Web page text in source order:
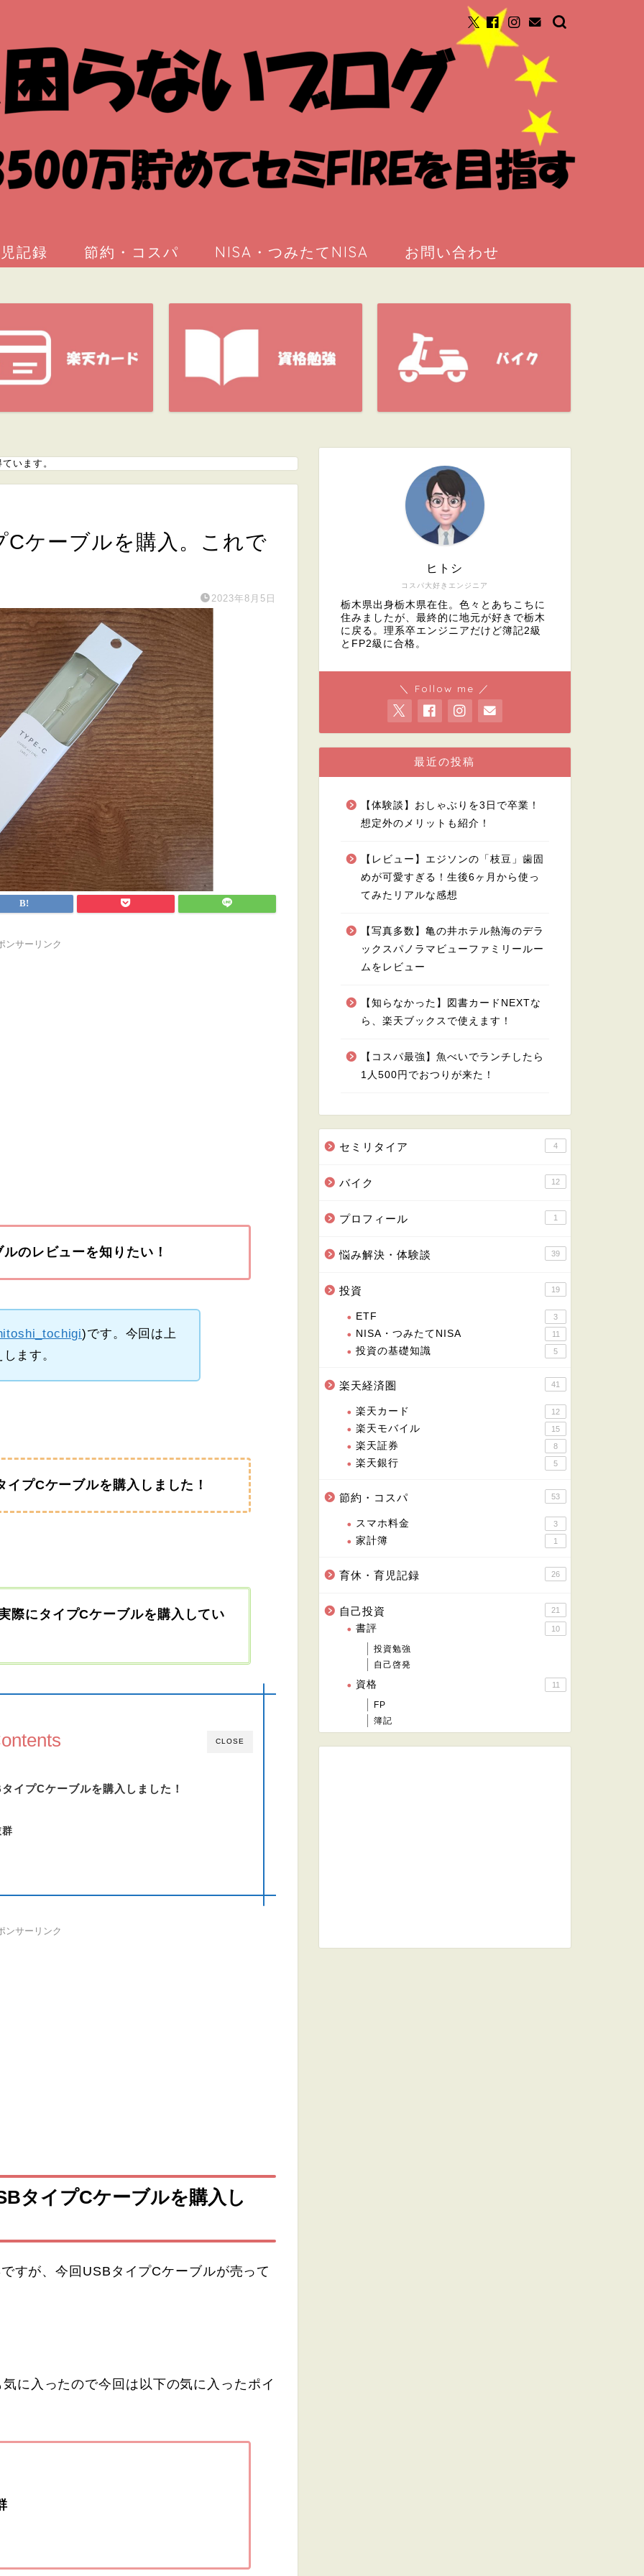
記録 節約・コスパ NISA・つみたてNISA お問い合わせ
います。
ケーブルを購入。これで
2023年8月5日
ンサーリンク
のレビューを知りたい！
)です。今回は上
ます。
プCケーブルを購入しました！
際にタイプCケーブルを購入してい
CLOSE
イプCケーブルを購入しました！
ンサーリンク
タイプCケーブルを購入し
すが、今回USBタイプCケーブルが売って
に入ったので今回は以下の気に入ったポイ
コスパ大好きエンジニア
ヒトシ
栃木県出身栃木県在住。色々とあちこちに
住みましたが、最終的に地元が好きで栃木
に戻る。理系卒エンジニアだけど簿記2級
とFP2級に合格。
＼ Follow me ／
最近の投稿
【体験談】おしゃぶりを3日で卒業！
想定外のメリットも紹介！
【レビュー】エジソンの「枝豆」歯固
めが可愛すぎる！生後6ヶ月から使っ
てみたリアルな感想
【写真多数】亀の井ホテル熱海のデラ
ックスパノラマビューファミリールー
ムをレビュー
【知らなかった】図書カードNEXTな
ら、楽天ブックスで使えます！
【コスパ最強】魚べいでランチしたら
1人500円でおつりが来た！
セミリタイア 4
バイク 12
プロフィール 1
悩み解決・体験談 39
投資 19
ETF 3
NISA・つみたてNISA 11
投資の基礎知識 5
楽天経済圏 41
楽天カード 12
楽天モバイル 15
楽天証券 8
楽天銀行 5
節約・コスパ 53
スマホ料金 3
家計簿 1
育休・育児記録 26
自己投資 21
書評 10
投資勉強
自己啓発
資格 11
FP
簿記